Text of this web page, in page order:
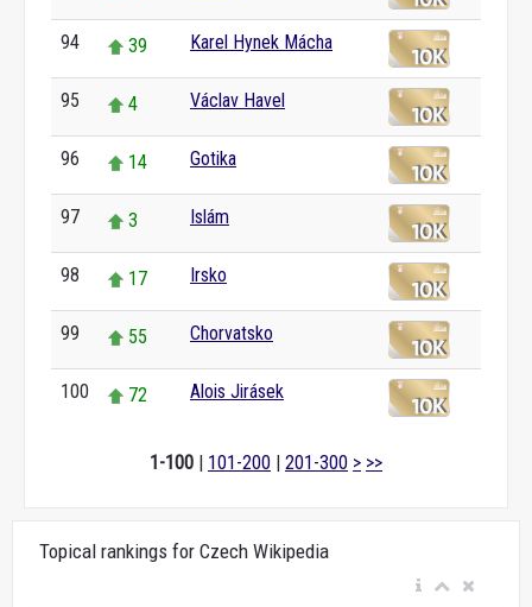
94 39 Karel Hynek Mácha
95 4 Václav Havel
96 14 Gotika
97 3 Islám
98 17 Irsko
99 55 Chorvatsko
100 72 Alois Jirásek
1-100 | 101-200 | 201-300 > >>
Topical rankings for Czech Wikipedia